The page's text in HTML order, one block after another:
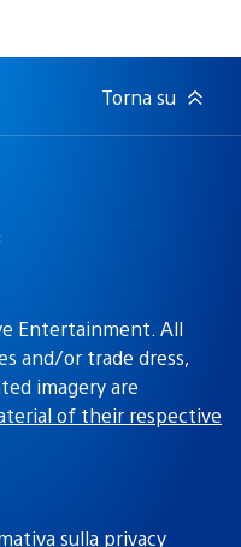
Torna su
Entertainment. All
and/or trade dress,
imagery are
of their respective
sulla privacy